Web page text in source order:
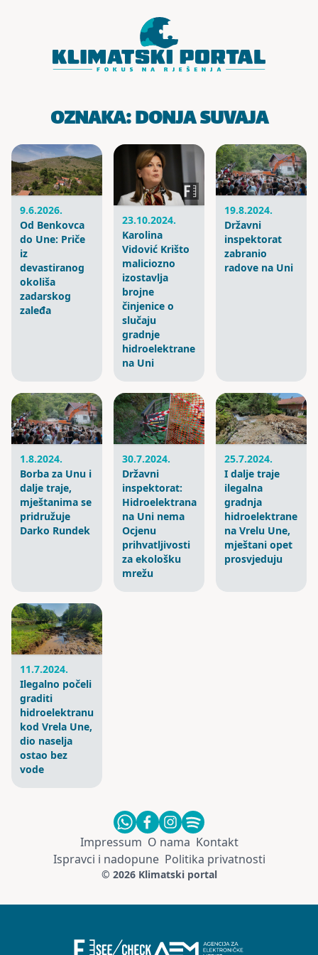
OZNAKA:DONJA SUVAJA
9.6.2026.
Od Benkovca
do Une: Priče
iz
devastiranog
okoliša
zadarskog
zaleđa
23.10.2024.
Karolina
Vidović Krišto
maliciozno
izostavlja
brojne
činjenice o
slučaju
gradnje
hidroelektrane
na Uni
19.8.2024.
Državni
inspektorat
zabranio
radove na Uni
1.8.2024.
Borba za Unu i
dalje traje,
mještanima se
pridružuje
Darko Rundek
30.7.2024.
Državni
inspektorat:
Hidroelektrana
na Uni nema
Ocjenu
prihvatljivosti
za ekološku
mrežu
25.7.2024.
I dalje traje
ilegalna
gradnja
hidroelektrane
na Vrelu Une,
mještani opet
prosvjeduju
11.7.2024.
Ilegalno počeli
graditi
hidroelektranu
kod Vrela Une,
dio naselja
ostao bez
vode
Impressum O nama Kontakt
Ispravci i nadopune Politika privatnosti
© 2026 Klimatski portal